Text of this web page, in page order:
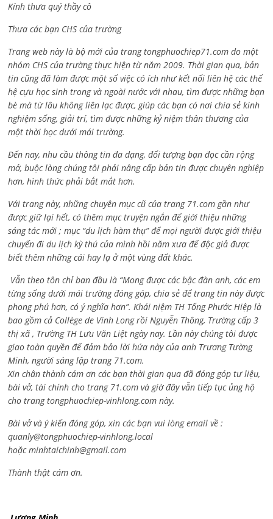
Kính thưa quý thầy cô
Thưa các bạn CHS của trường
Trang web này là bộ mới của trang tongphuochiep71.com do một
nhóm CHS của trường thực hiện từ năm 2009. Thời gian qua, bản
tin cũng đã làm được một số việc có ích như kết nối liên hệ các thế
hệ cựu học sinh trong và ngoài nước với nhau, tìm được những bạn
bè mà từ lâu không liên lạc được, giúp các bạn có nơi chia sẻ kinh
nghiệm sống, giải trí, tìm được những kỷ niệm thân thương của
một thời học dưới mái trường.
Đến nay, nhu cầu thông tin đa dạng, đối tượng bạn đọc cần rộng
mở, buộc lòng chúng tôi phải nâng cấp bản tin được chuyên nghiệp
hơn, hình thức phải bắt mắt hơn.
Với trang này, những chuyên mục cũ của trang 71.com gần như
được giữ lại hết, có thêm mục truyện ngắn để giới thiệu những
sáng tác mới ; mục “du lịch hàm thụ” để mọi người được giới thiệu
chuyến đi du lịch kỳ thú của mình hồi năm xưa để độc giả được
biết thêm những cái hay lạ ở một vùng đất khác.
Vẫn theo tôn chỉ ban đầu là “Mong được các bậc đàn anh, các em
từng sống dưới mái trường đóng góp, chia sẻ để trang tin này được
phong phú hơn, có ý nghĩa hơn”. Khái niệm TH Tống Phước Hiệp là
bao gồm cả Collège de Vinh Long rồi Nguyễn Thông, Trường cấp 3
thị xã , Trường TH Lưu Văn Liệt ngày nay. Lần này chúng tôi được
giao toàn quyền để đảm bảo lời hứa này của anh Trương Tường
Minh, người sáng lập trang 71.com.
Xin chân thành cám ơn các bạn thời gian qua đã đóng góp tư liệu,
bài vở, tài chính cho trang 71.com và giờ đây vẫn tiếp tục ủng hộ
cho trang tongphuochiep-vinhlong.com này.
Bài vở và ý kiến đóng góp, xin các bạn vui lòng email về :
quanly@tongphuochiep-vinhlong.local
hoặcminhtaichinh@gmail.com
Thành thật cám ơn.